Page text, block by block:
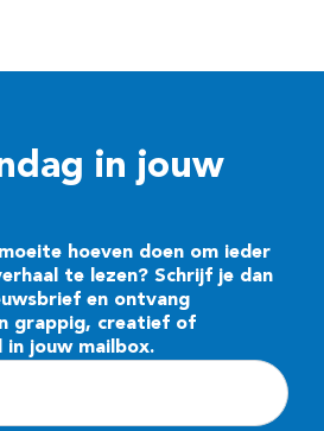
in jouw
hoeven doen om ieder
te lezen? Schrijf je dan
en ontvang
grappig, creatief of
in jouw mailbox.